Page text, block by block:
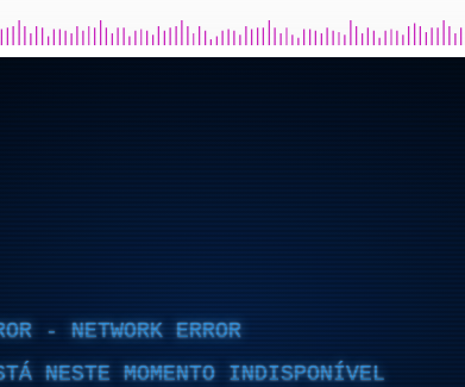
- NETWORK ERROR
NESTE MOMENTO INDISPONÍVEL